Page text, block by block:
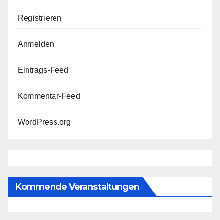
Registrieren
Anmelden
Eintrags-Feed
Kommentar-Feed
WordPress.org
Kommende Veranstaltungen